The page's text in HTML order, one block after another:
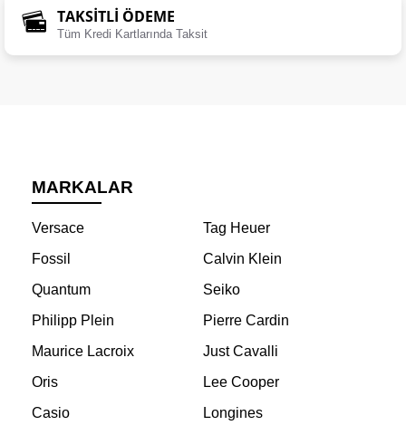
TAKSİTLİ ÖDEME
Tüm Kredi Kartlarında Taksit
MARKALAR
Versace
Tag Heuer
Fossil
Calvin Klein
Quantum
Seiko
Philipp Plein
Pierre Cardin
Maurice Lacroix
Just Cavalli
Oris
Lee Cooper
Casio
Longines